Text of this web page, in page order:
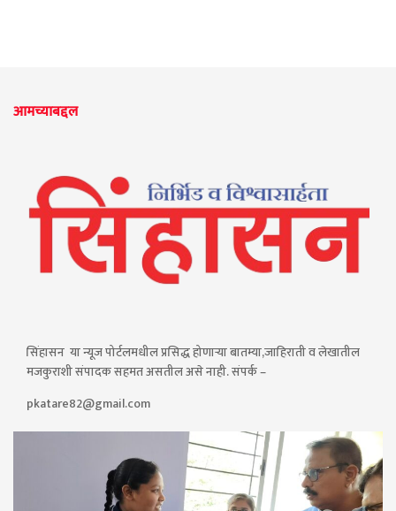
आमच्याबद्दल
सिंहासन या न्यूज पोर्टलमधील प्रसिद्ध होणाऱ्या बातम्या,जाहिराती व लेखातील
मजकुराशी संपादक सहमत असतील असे नाही. संपर्क –
pkatare82@gmail.com